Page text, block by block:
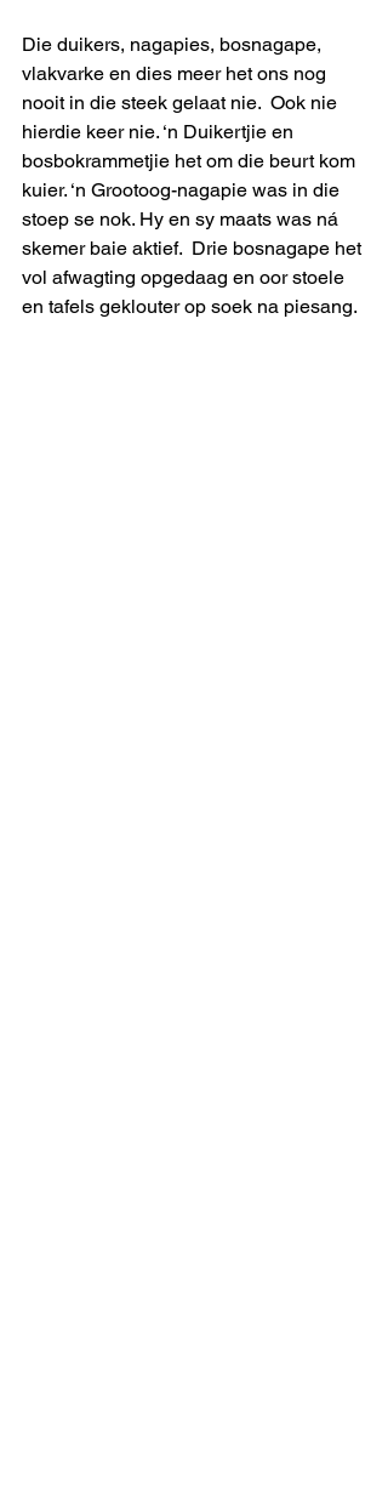
Die duikers, nagapies, bosnagape,
vlakvarke en dies meer het ons nog
nooit in die steek gelaat nie.  Ook nie
hierdie keer nie. ‘n Duikertjie en
bosbokrammetjie het om die beurt kom
kuier. ‘n Grootoog-nagapie was in die
stoep se nok. Hy en sy maats was ná
skemer baie aktief.  Drie bosnagape het
vol afwagting opgedaag en oor stoele
en tafels geklouter op soek na piesang.